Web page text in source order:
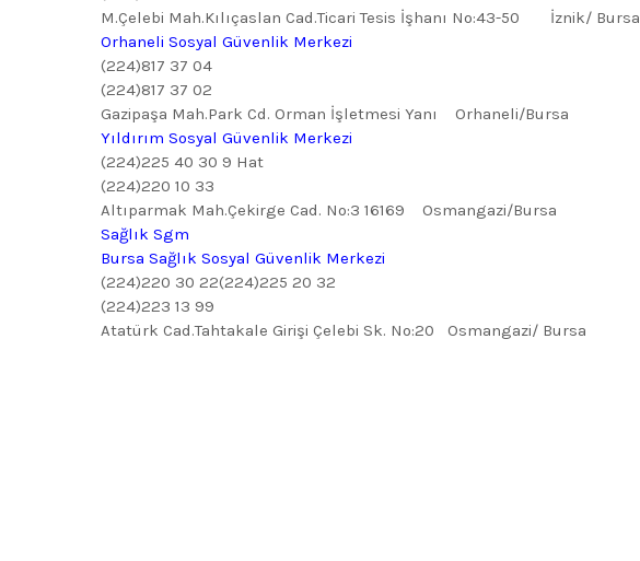
M.Çelebi Mah.Kılıçaslan Cad.Ticari Tesis İşhanı No:43-50 İznik/ Bursa
Orhaneli Sosyal Güvenlik Merkezi
(224)817 37 04
(224)817 37 02
Gazipaşa Mah.Park Cd. Orman İşletmesi Yanı Orhaneli/Bursa
Yıldırım Sosyal Güvenlik Merkezi
(224)225 40 30 9 Hat
(224)220 10 33
Altıparmak Mah.Çekirge Cad. No:3 16169 Osmangazi/Bursa
Sağlık Sgm
Bursa Sağlık Sosyal Güvenlik Merkezi
(224)220 30 22(224)225 20 32
(224)223 13 99
Atatürk Cad.Tahtakale Girişi Çelebi Sk. No:20 Osmangazi/ Bursa